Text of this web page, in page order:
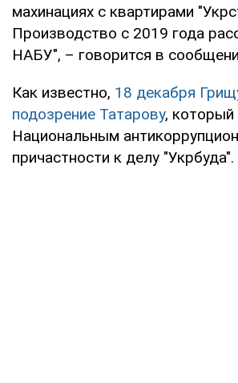
махинациях с квартирами
Производство с 2019 года
НАБУ", – говорится в
Как известно, 18 декабря
подозрение Татарову, который
Национальным
причастности к делу "Укрбуда".